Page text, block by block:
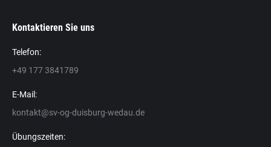
Kontaktieren Sie uns
Telefon:
+49 177 3841789
E-Mail:
kontakt@sv-og-duisburg-wedau.de
Übungszeiten: